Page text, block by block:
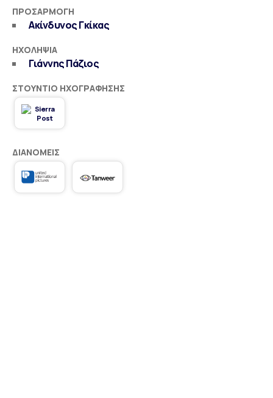
ΠΡΟΣΑΡΜΟΓΉ
Ακίνδυνος Γκίκας
ΗΧΟΛΗΨΊΑ
Γιάννης Πάζιος
ΣΤΟΎΝΤΙΟ ΗΧΟΓΡΆΦΗΣΗΣ
ΔΙΑΝΟΜΕΊΣ